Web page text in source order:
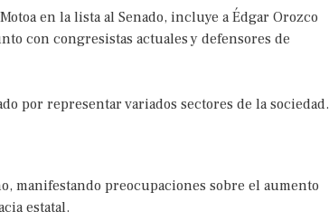
en la lista al Senado, incluye a Édgar Orozco
con congresistas actuales y defensores de
por representar variados sectores de la sociedad.
manifestando preocupaciones sobre el aumento
estatal.